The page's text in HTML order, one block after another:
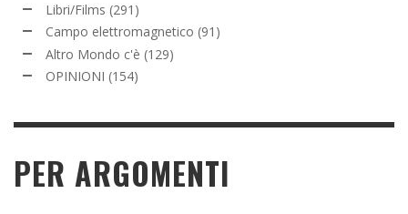
Libri/Films (291)
Campo elettromagnetico (91)
Altro Mondo c'è (129)
OPINIONI (154)
PER ARGOMENTI